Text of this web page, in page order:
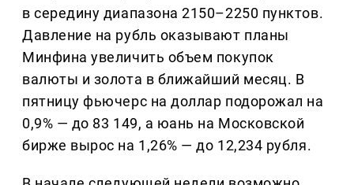
в середину диапазона 2150–2250 пунктов.
Давление на рубль оказывают планы
Минфина увеличить объем покупок
валюты и золота в ближайший месяц. В
пятницу фьючерс на доллар подорожал на
0,9% — до 83 149, а юань на Московской
бирже вырос на 1,26% — до 12,234 рубля.